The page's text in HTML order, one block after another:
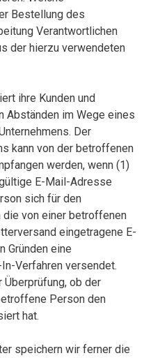
Bestellung des
Verantwortlichen
der hierzu verwendeten
ihre Kunden und
Abständen im Wege eines
Der
kann von der betroffenen
werden, wenn (1)
E-Mail-Adresse
sich für den
von einer betroffenen
eingetragene E-
Gründen eine
Verfahren versendet.
ob der
Person den
hat.
speichern wir ferner die